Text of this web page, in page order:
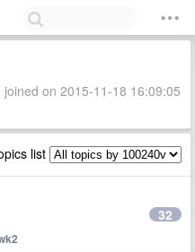
on 2015-11-18 16:09:05
list
32